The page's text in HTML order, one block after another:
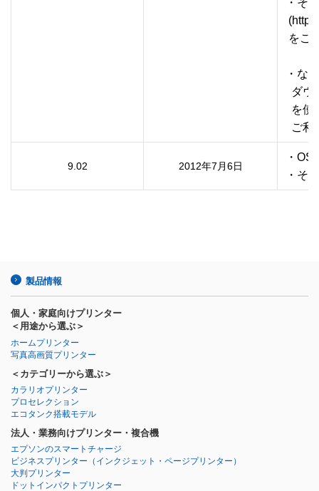
・そ
をご
・な
ダ
を
ご
9.02 2012年7月6日
・
・そ
製品情報
個人・家庭向けプリンター
＜用途から選ぶ＞
ホームプリンター
写真高画質プリンター
＜カテゴリーから選ぶ＞
カラリオプリンター
プロセレクション
エコタンク搭載モデル
法人・業務向けプリンター・複合機
エプソンのスマートチャージ
ビジネスプリンター （インクジェット・ページプリンター）
大判プリンター
ドットインパクトプリンター